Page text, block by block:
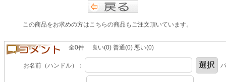
この商品をお求めの方はこちらの商品もご注文頂いています。
全0件 良い(0) 普通(0) 悪い(0)
お名前（ハンドル）：